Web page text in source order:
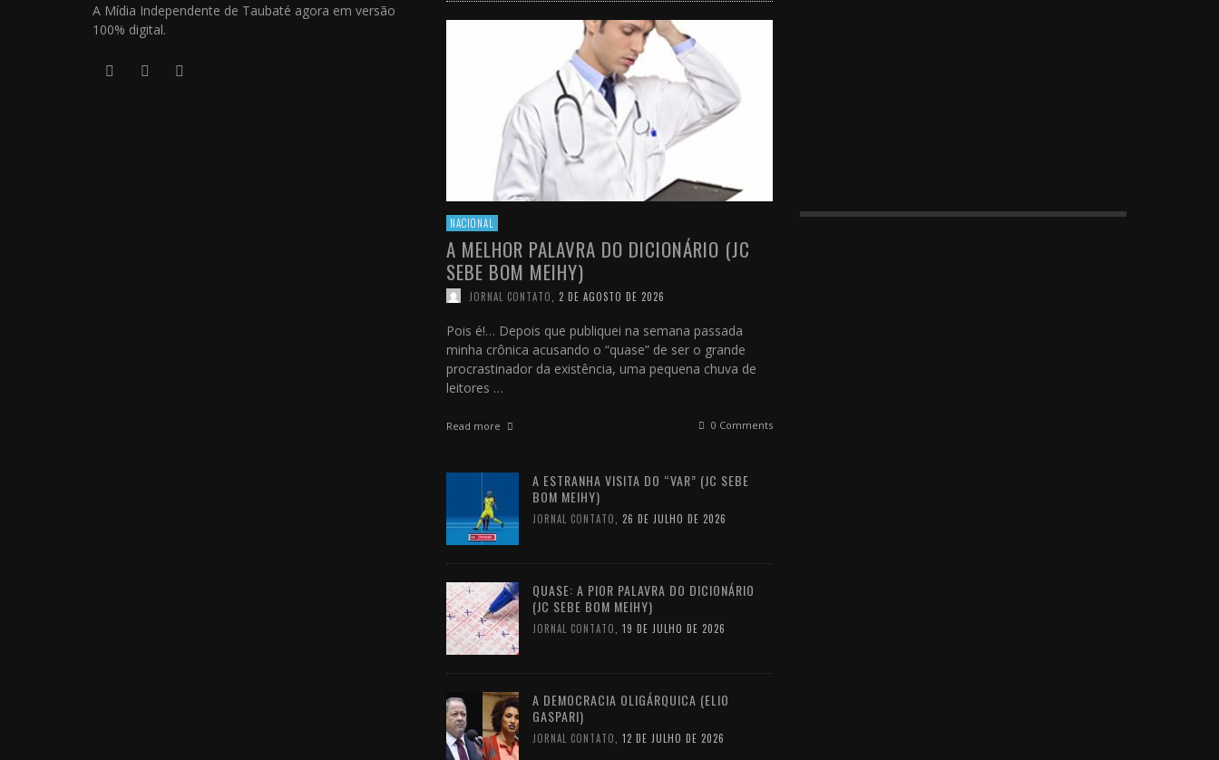
A Mídia Independente de Taubaté agora em versão
100% digital.
NACIONAL
A MELHOR PALAVRA DO DICIONÁRIO (JC
SEBE BOM MEIHY)
JORNAL CONTATO 2 DE AGOSTO DE 2026
Pois é!… Depois que publiquei na semana passada
minha crônica acusando o “quase” de ser o grande
procrastinador da existência, uma pequena chuva de
leitores …
Read more 0 Comments
A ESTRANHA VISITA DO “VAR” (JC SEBE
BOM MEIHY)
JORNAL CONTATO, 26 DE JULHO DE 2026
QUASE: A PIOR PALAVRA DO DICIONÁRIO
(JC SEBE BOM MEIHY)
JORNAL CONTATO, 19 DE JULHO DE 2026
A DEMOCRACIA OLIGÁRQUICA (ELIO
GASPARI)
JORNAL CONTATO, 12 DE JULHO DE 2026